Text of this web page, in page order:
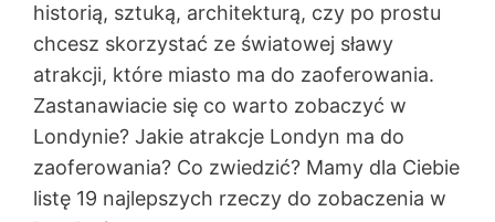
historią, sztuką, architekturą, czy po prostu
chcesz skorzystać ze światowej sławy
atrakcji, które miasto ma do zaoferowania.
Zastanawiacie się co warto zobaczyć w
Londynie? Jakie atrakcje Londyn ma do
zaoferowania? Co zwiedzić? Mamy dla Ciebie
listę 19 najlepszych rzeczy do zobaczenia w